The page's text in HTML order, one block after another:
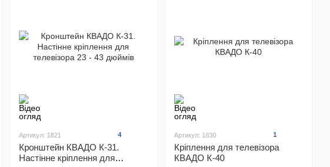
Артикул: 1821 4
Кронштейн КВАДО К-31.
Настінне кріплення для
Артикул: 1830 1
Кріплення для телевізора
КВАДО К-40